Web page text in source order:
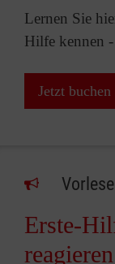
Lernen Sie
Hilfe kennen
Jetzt buchen
Erste-